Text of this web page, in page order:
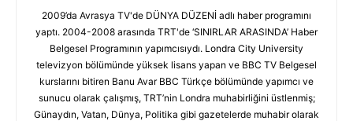
2009’da Avrasya TV'de DÜNYA DÜZENİ adlı haber programını
yaptı. 2004-2008 arasında TRT'de ‘SINIRLAR ARASINDA’ Haber
Belgesel Programının yapımcısıydı. Londra City University
televizyon bölümünde yüksek lisans yapan ve BBC TV Belgesel
kurslarını bitiren Banu Avar BBC Türkçe bölümünde yapımcı ve
sunucu olarak çalışmış, TRT’nin Londra muhabirliğini üstlenmiş;
Günaydın, Vatan, Dünya, Politika gibi gazetelerde muhabir olarak